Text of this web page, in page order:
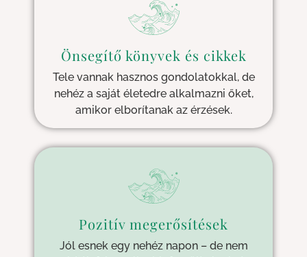
Önsegítő könyvek és cikkek
Tele vannak hasznos gondolatokkal, de
nehéz a saját életedre alkalmazni őket,
amikor elborítanak az érzések.
Pozitív megerősítések
Jól esnek egy nehéz napon – de nem